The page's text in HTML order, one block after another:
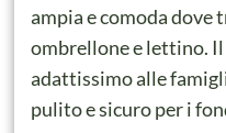
ampia e comoda
ombrellone e lettino. Il
adattissimo alle
pulito e sicuro per i